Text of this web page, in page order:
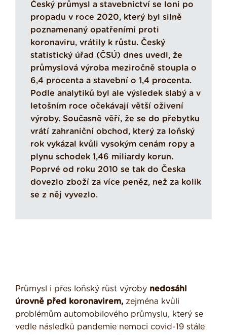
Český průmysl a stavebnictví se loni po
propadu v roce 2020, který byl silně
poznamenaný opatřeními proti
koronaviru, vrátily k růstu. Český
statistický úřad (ČSÚ) dnes uvedl, že
průmyslová výroba meziročně stoupla o
6,4 procenta a stavební o 1,4 procenta.
Podle analytiků byl ale výsledek slabý a v
letošním roce očekávají větší oživení
výroby. Současně věří, že se do přebytku
vrátí zahraniční obchod, který za loňský
rok vykázal kvůli vysokým cenám ropy a
plynu schodek 1,46 miliardy korun.
Poprvé od roku 2010 se tak do Česka
dovezlo zboží za více peněz, než za kolik
se z něj vyvezlo.
Průmysl i přes loňský růst výroby nedosáhl
úrovně před koronavirem, zejména kvůli
problémům automobilového průmyslu, který se
vedle následků pandemie nemoci covid-19 stále